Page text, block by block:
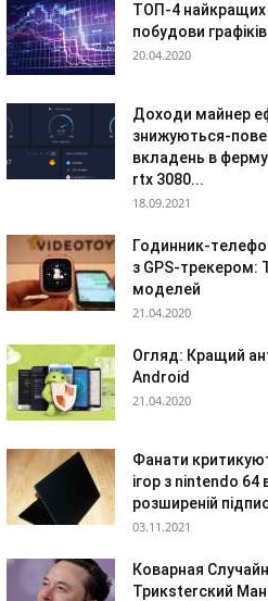
ТОП-4 найкращих
побудови
20.04.2020
Доходи майнер
знижуються-
вкладень в
rtx 3080...
18.09.2021
Годинник-
з GPS-трекером:
моделей
21.04.2020
Огляд: Кращий
Android
21.04.2020
Фанати
ігор з nintendo 64
розширеній
03.11.2021
Коварная
Трикsterский